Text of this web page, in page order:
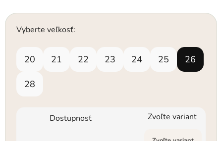
Vyberte veľkosť:
20 21 22 23 24 25 26
28
Dostupnosť Zvoľte variant